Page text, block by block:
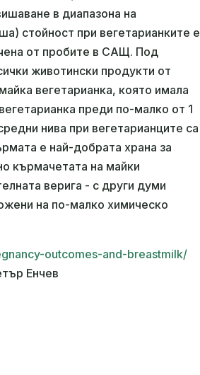
в диапазона на
стойност при вегетарианките е
от пробите в САЩ. Под
животински продукти от
вегетарианка, която имала
преди по-малко от 1
нива при вегетарианците са
е най-добрата храна за
кърмачетата на майки
верига - с други думи
на по-малко химическо
outcomes-and-breastmilk/
Енчев